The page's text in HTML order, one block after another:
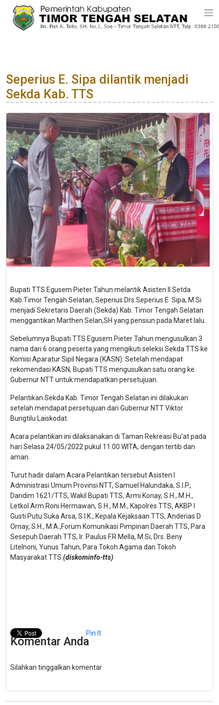
Seperius E. Sipa dilantik menjadi
Sekda Kab. TTS
Bupati TTS Egusem Pieter Tahun melantik Asisten II Setda
Kab.Timor Tengah Selatan, Seperius Drs.Seperius E. Sipa, M.Si
menjadi Sekretaris Daerah (Sekda) Kab. Timor Tengah Selatan
menggantikan Marthen Selan,SH yang pensiun pada Maret lalu.
Sebelumnya Bupati TTS Egusem Pieter Tahun mengusulkan 3
nama dari 6 orang peserta yang mengikuti seleksi Sekda TTS ke
Komisi Aparatur Sipil Negara (KASN). Setelah mendapat
rekomendasi KASN, Bupati TTS mengusulkan satu orang ke
Gubernur NTT untuk mendapatkan persetujuan.
Pelantikan Sekda Kab. Timor Tengah Selatan ini dilakukan
setelah mendapat persetujuan dari Gubernur NTT Viktor
Bungtilu Laiskodat.
Acara pelantikan ini dilaksanakan di Taman Rekreasi Bu’at pada
hari Selasa 24/05/2022 pukul 11.00 WITA, dengan tertib dan
aman.
Turut hadir dalam Acara Pelantikan tersebut Asisten I
Administrasi Umum Provinsi NTT, Samuel Halundaka, S.I.P.,
Dandim 1621/TTS, Wakil Bupati TTS, Armi Konay, S.H., M.H.,
Letkol Arm.Roni Hermawan, S.H., M.M., Kapolres TTS, AKBP I
Gusti Putu Suka Arsa, S.I.K., Kepala Kejaksaan TTS, Anderias D
Ornay, S.H., M.A.,Forum Komunikasi Pimpinan Daerah TTS, Para
Sesepuh Daerah TTS, Ir. Paulus F.R Mella, M.Si, Drs. Beny
Litelnoni, Yunus Tahun, Para Tokoh Agama dan Tokoh
Masyarakat TTS. (diskominfo-tts)
Pin It
Komentar Anda
Silahkan tinggalkan komentar